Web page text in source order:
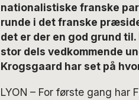
nationalistiske franske
runde i det franske
det er der en god grund
stor dels vedkommende
Krogsgaard har set på
LYON – For første gang har